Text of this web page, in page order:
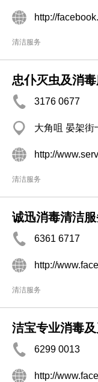
http://
清洁服务
忠仆灭虫及消
3176 0677
大角咀 晏架街
http://
清洁服务
诚迅消毒清洁服
6361 6717
http://
清洁服务
洁宝专业消毒及
6299 0013
http://